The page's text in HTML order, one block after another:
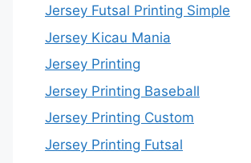
Jersey Futsal Printing Simple
Jersey Kicau Mania
Jersey Printing
Jersey Printing Baseball
Jersey Printing Custom
Jersey Printing Futsal